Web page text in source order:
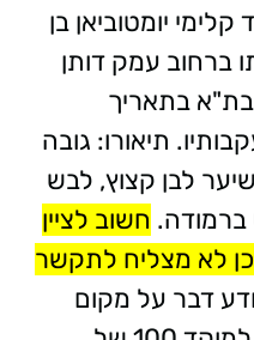
יומטוביאן בן
ברחוב עמק דותן
בת"א בתאריך
עקבותיו. תיאורו: גובה
שיער לבן קצוץ, לבש
ברמודה. חשוב לציין
לא מצליח לתקשר
דבר על מקום